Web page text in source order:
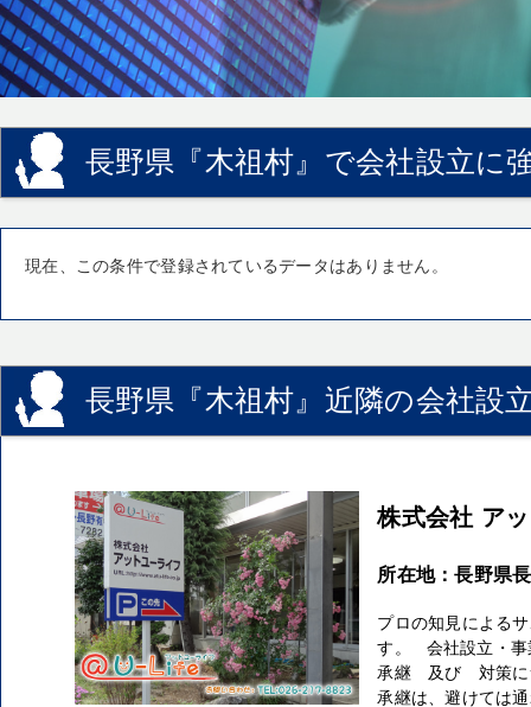
長野県『木祖村』で会社設立に
現在、この条件で登録されているデータはありません。
長野県『木祖村』近隣の会社設
株式会社 ア
所在地：長野県
プロの知見による
す。 会社設立・事
承継 及び 対策に
承継は、避けては